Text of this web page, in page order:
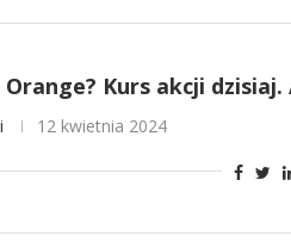
Kurs akcji
12 kwietnia 2024